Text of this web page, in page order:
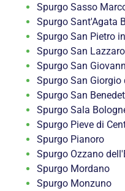
Spurgo Sasso
Spurgo Sant'Agata
Spurgo San Pietro
Spurgo San
Spurgo San
Spurgo San Giorgio
Spurgo San
Spurgo Sala
Spurgo Pieve di
Spurgo Pianoro
Spurgo Ozzano
Spurgo Mordano
Spurgo Monzuno